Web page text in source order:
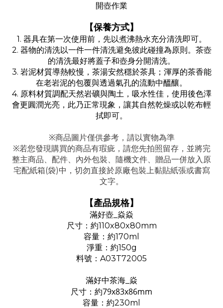
開壺作業
【保養方式】
1. 器具在第一次使用前，先以煮沸熱水充分清洗即可。
2. 器物的清洗以一件一件清洗避免彼此碰撞為原則。茶壺
的清洗最好將蓋子和壺身分開清洗。
3. 岩泥材質導熱較慢，茶湯安然穩於茶具；渾厚的茶香能
在老岩泥的包覆與透過氣孔的流動中醞釀。
4. 原料材質調配天然岩礦與陶土，吸水性佳，使用後色澤
會更圓潤光亮，此乃正常現象，讓其自然乾燥或以乾布輕
拭即可。
※商品圖片僅供參考，請以實物為準
※若您發現購買的商品有瑕疵，請您先拍照留存，並將完
整主商品、配件、內外包裝、隨機文件、贈品一併放入原
宅配紙箱(袋)中，切勿直接於原廠包裝上黏貼紙張或書寫
文字。
【產品規格】
滿好壺_焱焱
尺寸：約110x80x80mm
容量：約170ml
淨重：約150g
料號：A03T72005
滿好中茶海_焱
尺寸：約79x83x86mm
容量：約230ml